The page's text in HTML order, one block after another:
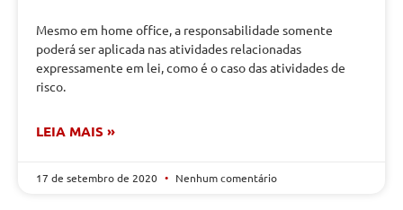
Mesmo em home office, a responsabilidade somente
poderá ser aplicada nas atividades relacionadas
expressamente em lei, como é o caso das atividades de
risco.
LEIA MAIS »
17 de setembro de 2020 Nenhum comentário